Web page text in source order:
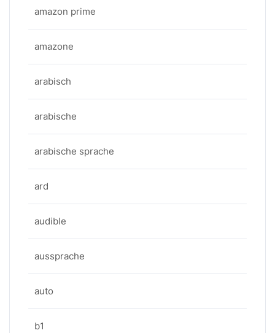
amazon prime
amazone
arabisch
arabische
arabische sprache
ard
audible
aussprache
auto
b1